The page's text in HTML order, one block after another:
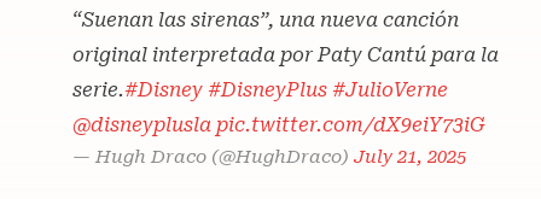
“Suenan las sirenas”, una nueva canción
original interpretada por Paty Cantú para la
serie.#Disney #DisneyPlus #JulioVerne
@disneyplusla pic.twitter.com/dX9eiY73iG
— Hugh Draco (@HughDraco) July 21, 2025